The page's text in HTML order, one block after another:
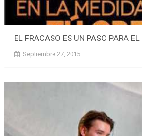
EL FRACASO ES UN PASO PARA EL
Septiembre 27, 2015